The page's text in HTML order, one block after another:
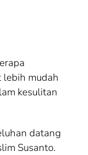
lebih mudah
kesulitan
datang
Susanto.